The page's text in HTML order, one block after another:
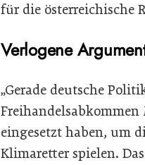
für die österreichische
Verlogene
„Gerade deutsche
Freihandelsabkommen
eingesetzt haben, um
Klimaretter spielen.